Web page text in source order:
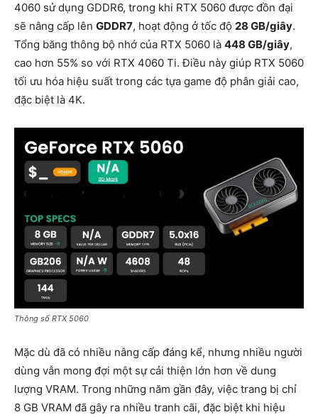
4060 sử dụng GDDR6, trong khi RTX 5060 được đồn đại
sẽ nâng cấp lên GDDR7, hoạt động ở tốc độ 28 GB/giây.
Tổng băng thông bộ nhớ của RTX 5060 là 448 GB/giây,
cao hơn 55% so với RTX 4060 Ti. Điều này giúp RTX 5060
tối ưu hóa hiệu suất trong các tựa game độ phân giải cao,
đặc biệt là 4K.
Thông số RTX 5060
Mặc dù đã có nhiều nâng cấp đáng kể, nhưng nhiều người
dùng vẫn mong đợi một sự cải thiện lớn hơn về dung
lượng VRAM. Trong những năm gần đây, việc trang bị chỉ
8 GB VRAM đã gây ra nhiều tranh cãi, đặc biệt khi hiệu